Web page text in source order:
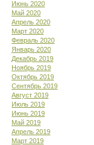
Июнь 2020
Май 2020
Апрель 2020
Март 2020
Февраль 2020
Январь 2020
Декабрь 2019
Ноябрь 2019
Октябрь 2019
Сентябрь 2019
Август 2019
Июль 2019
Июнь 2019
Май 2019
Апрель 2019
Март 2019